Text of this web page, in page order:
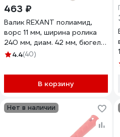
463 ₽
Валик REXANT полиамид,
ворс 11 мм, ширина ролика
240 мм, диам. 42 мм, бюгель
8 мм, серия Мастер 89-
4.4(40)
В корзину
Нет в наличии